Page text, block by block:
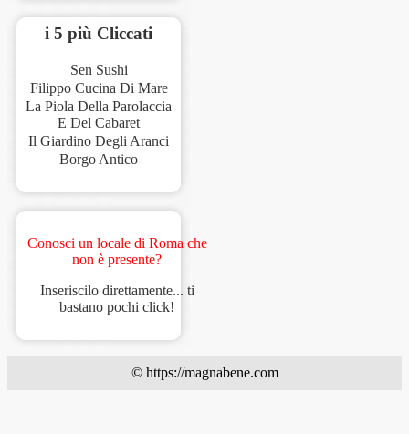
i 5 più Cliccati
Sen Sushi
Filippo Cucina Di Mare
La Piola Della Parolaccia
E Del Cabaret
Il Giardino Degli Aranci
Borgo Antico
Conosci un locale di Roma che
non è presente?
Inseriscilo direttamente... ti
bastano pochi click!
© https://magnabene.com